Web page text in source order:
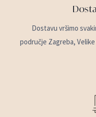
Dostavu vršimo
područje Zagreba,